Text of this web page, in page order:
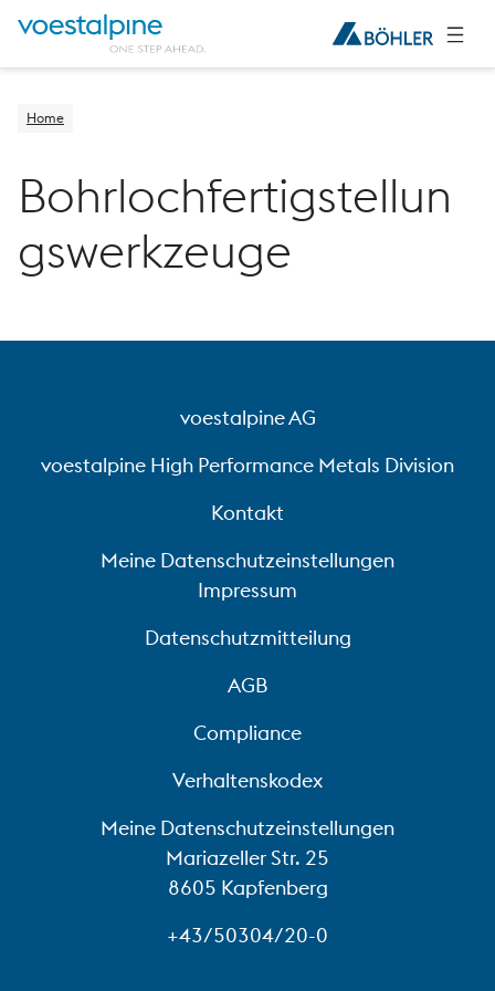
Home
Bohrlochfertigstellun
gswerkzeuge
voestalpine AG
voestalpine High Performance Metals Division
Kontakt
Meine Datenschutzeinstellungen
Impressum
Datenschutzmitteilung
AGB
Compliance
Verhaltenskodex
Meine Datenschutzeinstellungen
Mariazeller Str. 25
8605 Kapfenberg
+43/50304/20-0